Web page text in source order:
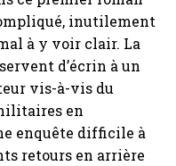
inutilement
à y voir clair. La
d’écrin à un
vis-à-vis du
en
enquête difficile à
retours en arrière